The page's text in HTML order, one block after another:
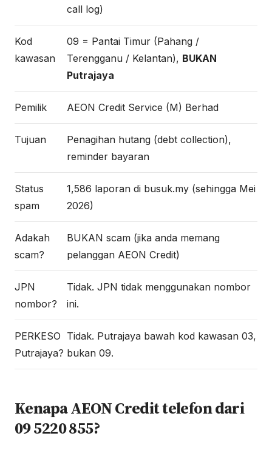
call log)
Kod
kawasan
09 = Pantai Timur (Pahang /
Terengganu / Kelantan), BUKAN
Putrajaya
Pemilik AEON Credit Service (M) Berhad
Tujuan
Penagihan hutang (debt collection),
reminder bayaran
Status
spam
1,586 laporan di busuk.my (sehingga Mei
2026)
Adakah
scam?
BUKAN scam (jika anda memang
pelanggan AEON Credit)
JPN
nombor?
Tidak. JPN tidak menggunakan nombor
ini.
PERKESO
Putrajaya?
Tidak. Putrajaya bawah kod kawasan 03,
bukan 09.
Kenapa AEON Credit telefon dari
09 5220 855?